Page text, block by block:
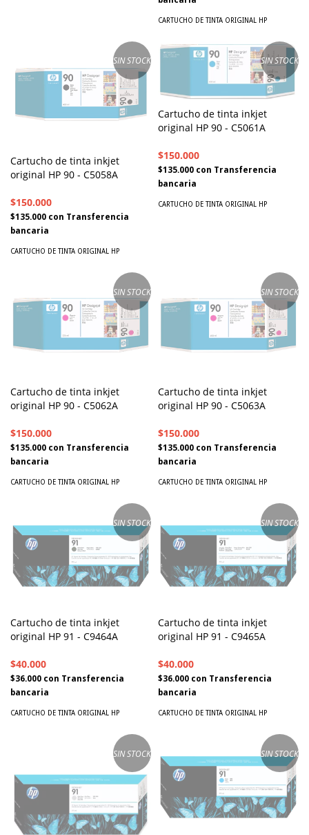
CARTUCHO DE TINTA ORIGINAL HP
SIN STOCK
Cartucho de tinta inkjet
original HP 90 - C5058A
$150.000
$135.000 con Transferencia
bancaria
CARTUCHO DE TINTA ORIGINAL HP
SIN STOCK
Cartucho de tinta inkjet
original HP 90 - C5061A
$150.000
$135.000 con Transferencia
bancaria
CARTUCHO DE TINTA ORIGINAL HP
SIN STOCK
Cartucho de tinta inkjet
original HP 90 - C5062A
$150.000
$135.000 con Transferencia
bancaria
CARTUCHO DE TINTA ORIGINAL HP
SIN STOCK
Cartucho de tinta inkjet
original HP 90 - C5063A
$150.000
$135.000 con Transferencia
bancaria
CARTUCHO DE TINTA ORIGINAL HP
SIN STOCK
Cartucho de tinta inkjet
original HP 91 - C9464A
$40.000
$36.000 con Transferencia
bancaria
CARTUCHO DE TINTA ORIGINAL HP
SIN STOCK
Cartucho de tinta inkjet
original HP 91 - C9465A
$40.000
$36.000 con Transferencia
bancaria
CARTUCHO DE TINTA ORIGINAL HP
SIN STOCK SIN STOCK